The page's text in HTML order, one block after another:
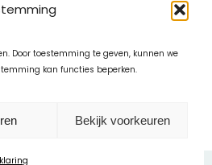
Door toestemming te geven, kunnen we
kan functies beperken.
Bekijk voorkeuren